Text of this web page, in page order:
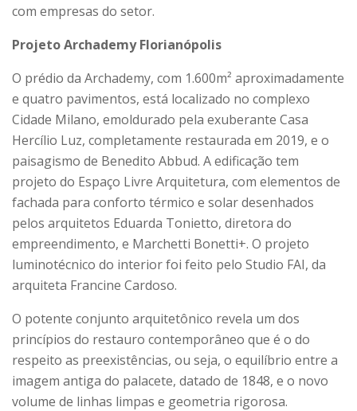
com empresas do setor.
Projeto Archademy Florianópolis
O prédio da Archademy, com 1.600m² aproximadamente
e quatro pavimentos, está localizado no complexo
Cidade Milano, emoldurado pela exuberante Casa
Hercílio Luz, completamente restaurada em 2019, e o
paisagismo de Benedito Abbud. A edificação tem
projeto do Espaço Livre Arquitetura, com elementos de
fachada para conforto térmico e solar desenhados
pelos arquitetos Eduarda Tonietto, diretora do
empreendimento, e Marchetti Bonetti+. O projeto
luminotécnico do interior foi feito pelo Studio FAI, da
arquiteta Francine Cardoso.
O potente conjunto arquitetônico revela um dos
princípios do restauro contemporâneo que é o do
respeito as preexistências, ou seja, o equilíbrio entre a
imagem antiga do palacete, datado de 1848, e o novo
volume de linhas limpas e geometria rigorosa.